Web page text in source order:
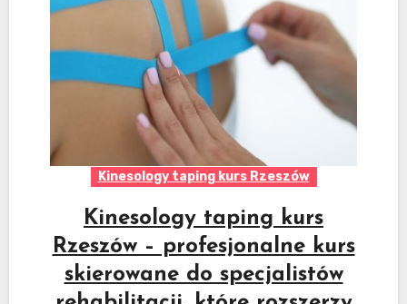
Kinesology taping kurs Rzeszów
Kinesology taping kurs
Rzeszów – profesjonalne kurs
skierowane do specjalistów